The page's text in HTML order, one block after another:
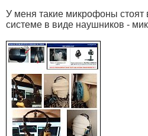
У меня такие микрофоны
системе в виде наушников -